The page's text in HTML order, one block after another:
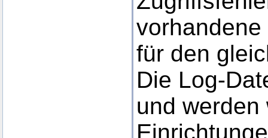
für den
Die Log-
und werden